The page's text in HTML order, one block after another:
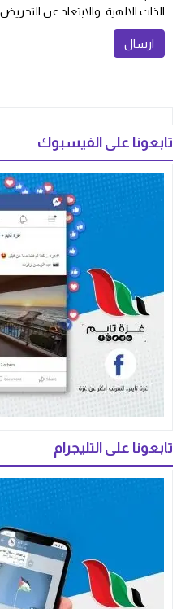
الذات الالهية. والابتعاد عن
تابعونا على الفيسبوك
تابعونا على التليجرام